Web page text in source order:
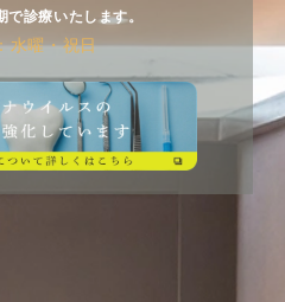
診療いたします。
水曜・祝日